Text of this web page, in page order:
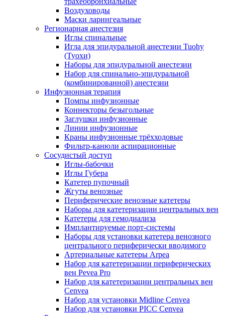
Воздуховоды
Маски ларингеальные
Регионарная анестезия
Иглы спинальные
Игла для эпидуральной анестезии Tuohy
(Туохи)
Наборы для эпидуральной анестезии
Набор для спинально-эпидуральной
(комбинированной) анестезии
Инфузионная терапия
Помпы инфузионные
Коннекторы безыгольные
Заглушки инфузионные
Линии инфузионные
Краны инфузионные трёхходовые
Фильтр-канюли аспирационные
Сосудистый доступ
Иглы-бабочки
Иглы Губера
Катетер пупочный
Жгуты венозные
Периферические венозные катетеры
Наборы для катетеризации центральных вен
Катетеры для гемодиализа
Имплантируемые порт‑системы
Наборы для установки катетера венозного
центрального периферически вводимого
Артериальные катетеры Arpea
Набор для катетеризации периферических
вен Pevea Pro
Набор для катетеризации центральных вен
Cenvea
Набор для установки Midline Cenvea
Набор для установки PICC Cenvea